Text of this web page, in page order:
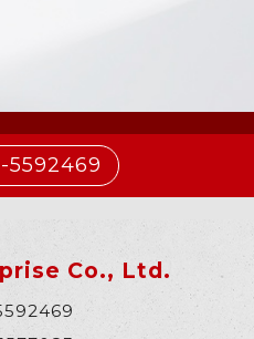
5592469
Co., Ltd.